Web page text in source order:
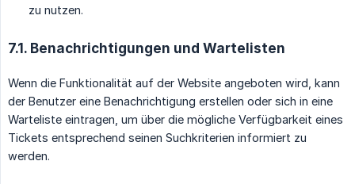
zu nutzen.
7.1. Benachrichtigungen und Wartelisten
Wenn die Funktionalität auf der Website angeboten wird, kann
der Benutzer eine Benachrichtigung erstellen oder sich in eine
Warteliste eintragen, um über die mögliche Verfügbarkeit eines
Tickets entsprechend seinen Suchkriterien informiert zu
werden.